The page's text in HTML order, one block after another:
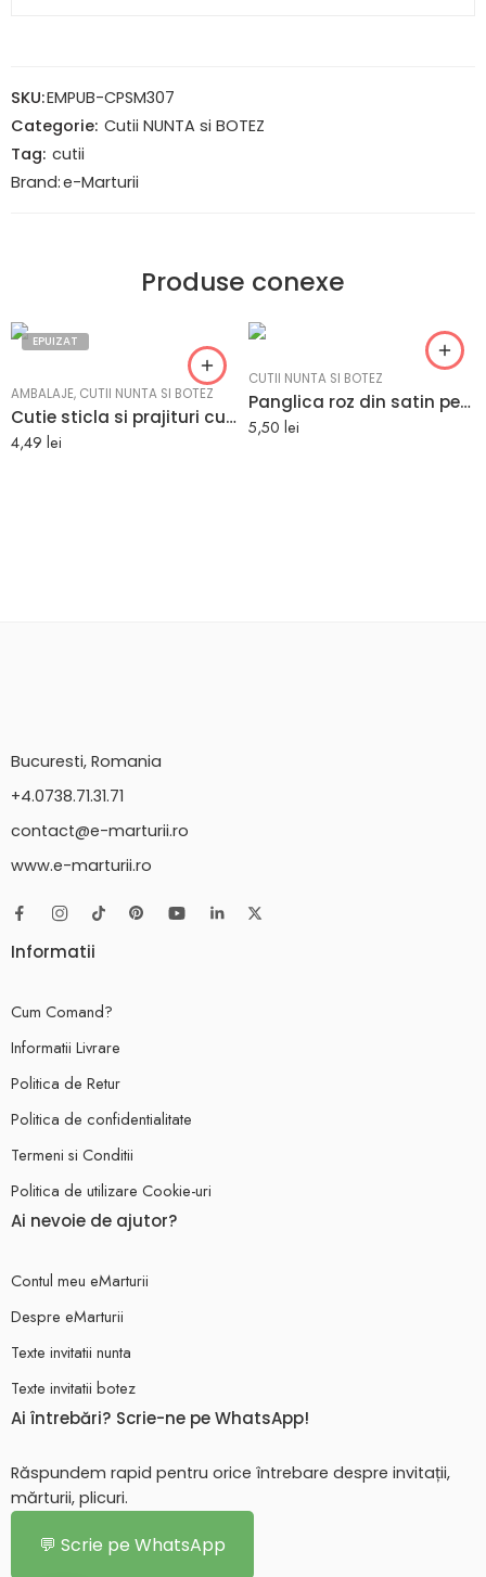
SKU:EMPUB-CPSM307
Categorie: Cutii NUNTA si BOTEZ
Tag: cutii
Brand:e-Marturii
Produse conexe
EPUIZAT
AMBALAJE, CUTII NUNTA SI BOTEZ
Cutie sticla si prajituri cu model traditional 25 x 17.5 x 17.5 cm
4,49 lei
CUTII NUNTA SI BOTEZ
Panglica roz din satin pentru cadouri 6mm x 10m
5,50 lei
Bucuresti, Romania
+4.0738.71.31.71
contact@e-marturii.ro
www.e-marturii.ro
Informatii
Cum Comand?
Informatii Livrare
Politica de Retur
Politica de confidentialitate
Termeni si Conditii
Politica de utilizare Cookie-uri
Ai nevoie de ajutor?
Contul meu eMarturii
Despre eMarturii
Texte invitatii nunta
Texte invitatii botez
Ai întrebări? Scrie-ne pe WhatsApp!
Răspundem rapid pentru orice întrebare despre invitații,
mărturii, plicuri.
💬 Scrie pe WhatsApp